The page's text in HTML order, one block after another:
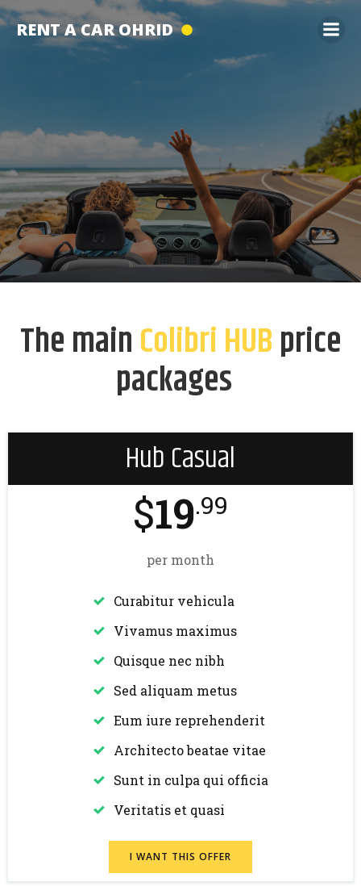
Skip
to
RENT A CAR OHRID
The mainColibri HUBprice
packages
Hub Casual
$19.99
per month
Curabitur vehicula
Vivamus maximus
Quisque nec nibh
Sed aliquam metus
Eum iure reprehenderit
Architecto beatae vitae
Sunt in culpa qui officia
Veritatis et quasi
I WANT THIS OFFER